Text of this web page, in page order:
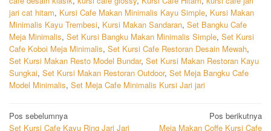
jari cat hitam, Kursi Cafe Makan Minimalis Kayu Simple, Kursi Makan
Minimalis Kayu Trembesi, Kursi Makan Sandaran, Set Bangku Cafe
Meja Minimalis, Set Kursi Bangku Makan Minimalis Simple, Set Kursi
Cafe Koboi Meja Minimalis, Set Kursi Cafe Restoran Desain Mewah,
Set Kursi Makan Resto Model Bundar, Set Kursi Makan Restoran Kayu
Sungkai, Set Kursi Makan Restoran Outdoor, Set Meja Bangku Cafe
Model Minimalis, Set Meja Cafe Minimalis Kursi Jari jari
Navigasi
Pos sebelumnya
Set Kursi Cafe Kayu Ring Jari Jari
Pos berikutnya
Meja Makan Coffe Kursi Cafe